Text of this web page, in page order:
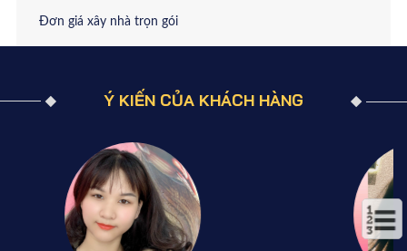
Đơn giá xây nhà trọn gói
Ý KIẾN CỦA KHÁCH HÀNG